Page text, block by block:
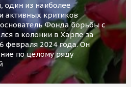
один из наиболее
активных критиков
Фонда борьбы с
в колонии в Харпе за
февраля 2024 года. Он
по целому ряду